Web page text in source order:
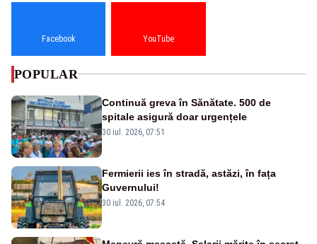
Facebook YouTube
POPULAR
Continuă greva în Sănătate. 500 de
spitale asigură doar urgențele
30 iul. 2026, 07:51
Fermierii ies în stradă, astăzi, în fața
Guvernului!
30 iul. 2026, 07:54